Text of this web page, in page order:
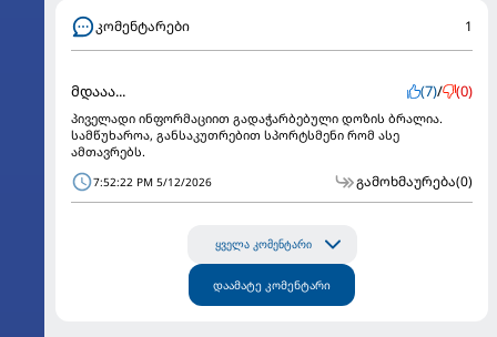
კომენტარები 1
მდააა... (7)/ (0)
პიველადი ინფორმაციით გადაჭარბებული დოზის ბრალია.
სამწუხაროა, განსაკუთრებით სპორტსმენი რომ ასე
ამთავრებს.
7:52:22 PM 5/12/2026 გამოხმაურება(0)
ყველა კომენტარი
დაამატე კომენტარი